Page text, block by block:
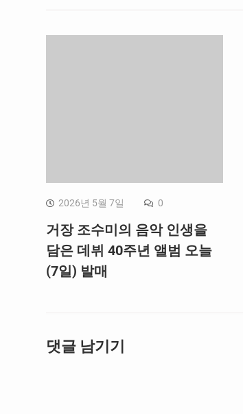
2026년 5월 7일 0
거장 조수미의 음악 인생을
담은 데뷔 40주년 앨범 오늘
(7일) 발매
댓글 남기기